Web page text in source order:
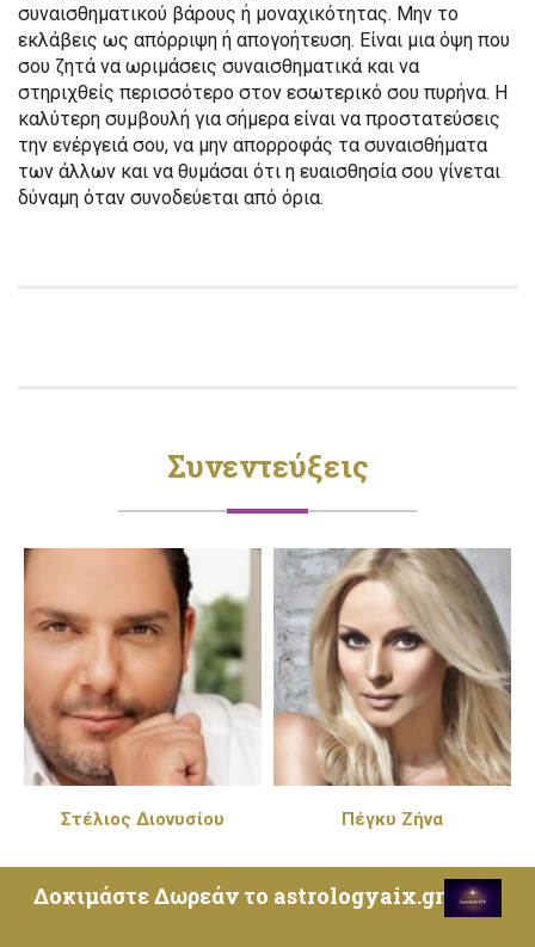
συναισθηματικού βάρους ή μοναχικότητας. Μην το
εκλάβεις ως απόρριψη ή απογοήτευση. Είναι μια όψη που
σου ζητά να ωριμάσεις συναισθηματικά και να
στηριχθείς περισσότερο στον εσωτερικό σου πυρήνα. Η
καλύτερη συμβουλή για σήμερα είναι να προστατεύσεις
την ενέργειά σου, να μην απορροφάς τα συναισθήματα
των άλλων και να θυμάσαι ότι η ευαισθησία σου γίνεται
δύναμη όταν συνοδεύεται από όρια.
Συνεντεύξεις
Στέλιος Διονυσίου Πέγκυ Ζήνα
Δοκιμάστε Δωρεάν το astrologyaix.gr